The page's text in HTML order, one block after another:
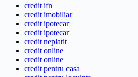
credit ifn
credit imobiliar
credit ipotecar
credit ipotecar
credit neplatit
credit online
credit online
credit pentru casa